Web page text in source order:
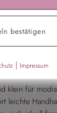
klein für
leichte
bestätigen
| Impressum